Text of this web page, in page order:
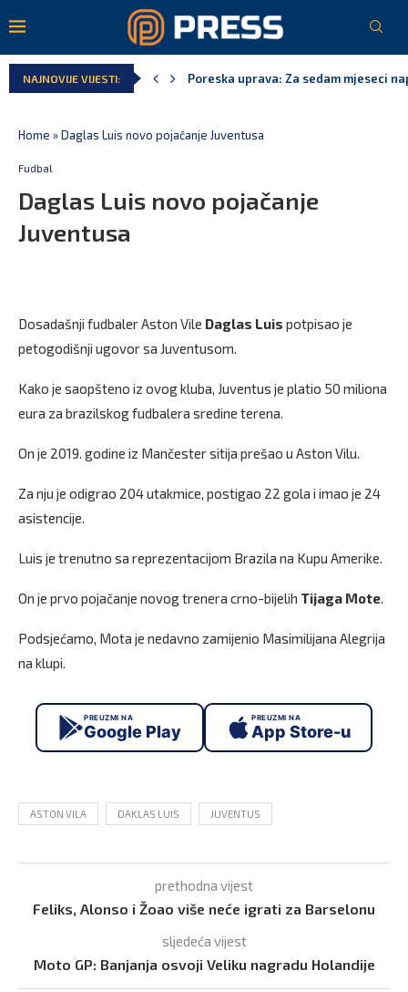
NAJNOVIJE VIJESTI:
Poreska uprava: Za sedam mjeseci
Home »Daglas Luis novo pojačanje Juventusa
Fudbal
Daglas Luis novo pojačanje
Juventusa
Dosadašnji fudbaler Aston Vile Daglas Luis potpisao je
petogodišnji ugovor sa Juventusom.
Kako je saopšteno iz ovog kluba, Juventus je platio 50 miliona
eura za brazilskog fudbalera sredine terena.
On je 2019. godine iz Mančester sitija prešao u Aston Vilu.
Za nju je odigrao 204 utakmice, postigao 22 gola i imao je 24
asistencije.
Luis je trenutno sa reprezentacijom Brazila na Kupu Amerike.
On je prvo pojačanje novog trenera crno-bijelih Tijaga Mote.
Podsjećamo, Mota je nedavno zamijenio Masimilijana Alegrija
na klupi.
PREUZMI NA
Google Play
PREUZMI NA
App Store-u
ASTON VILA DAKLAS LUIS JUVENTUS
prethodna vijest
Feliks, Alonso i Žoao više neće igrati za Barselonu
sljedeća vijest
Moto GP: Banjanja osvoji Veliku nagradu Holandije